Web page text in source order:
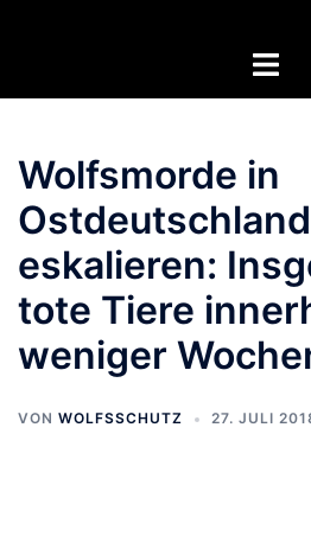
Menü
Wolfsmorde in
Ostdeutschland
eskalieren:
tote Tiere
weniger
VON WOLFSSCHUTZ 27. JULI